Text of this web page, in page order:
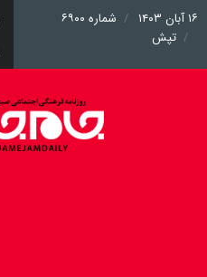
۱۶ آبان ۱۴۰۳
شماره ۶۹۰۰
تپش